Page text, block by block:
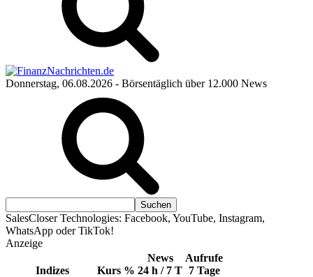
Donnerstag, 06.08.2026 - Börsentäglich über 12.000 News
SalesCloser Technologies: Facebook, YouTube, Instagram,
WhatsApp oder TikTok!
Anzeige
Indizes Kurs %
News
24 h / 7 T
Aufrufe
7 Tage